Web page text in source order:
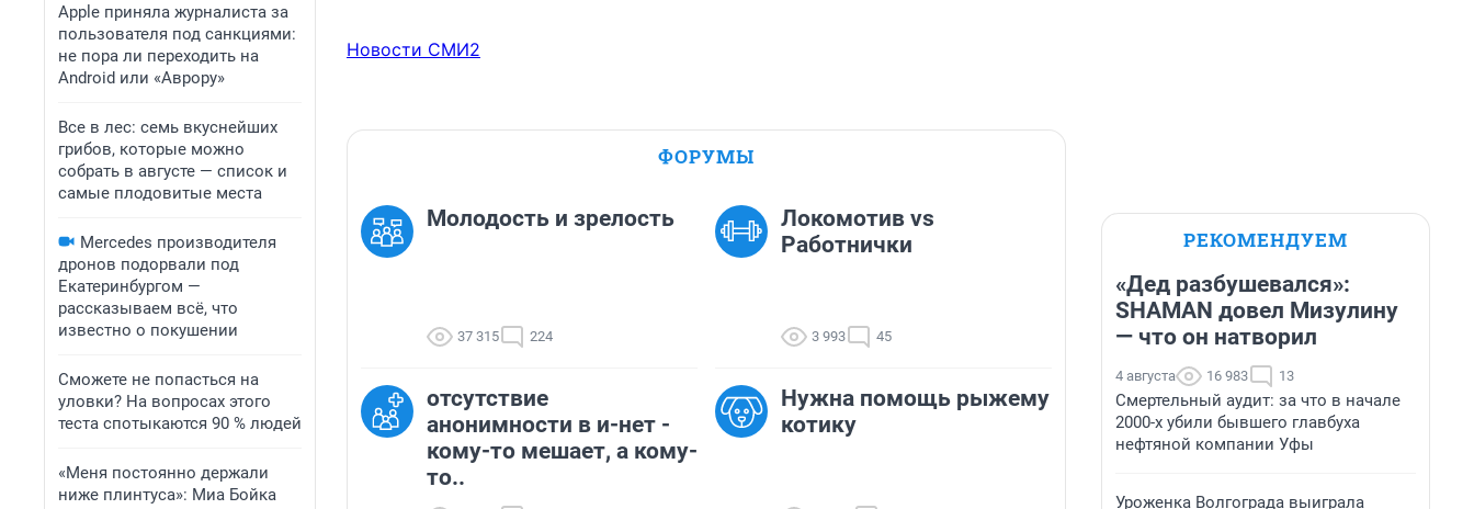
Apple приняла журналиста за
пользователя под санкциями:
не пора ли переходить на
Android или «Аврору»
Все в лес: семь вкуснейших
грибов, которые можно
собрать в августе — список и
самые плодовитые места
Mercedes производителя
дронов подорвали под
Екатеринбургом —
рассказываем всё, что
известно о покушении
Сможете не попасться на
уловки? На вопросах этого
теста спотыкаются 90 % людей
«Меня постоянно держали
ниже плинтуса»: Миа Бойка
Новости СМИ2
ФОРУМЫ
Молодость и зрелость
37 315 224
Локомотив vs
Работнички
3 993 45
отсутствие
анонимности в и-нет -
кому-то мешает, а кому-
то..
Нужна помощь рыжему
котику
РЕКОМЕНДУЕМ
«Дед разбушевался»:
SHAMAN довел Мизулину
— что он натворил
4 августа 16 983 13
Смертельный аудит: за что в начале
2000-х убили бывшего главбуха
нефтяной компании Уфы
Уроженка Волгограда выиграла